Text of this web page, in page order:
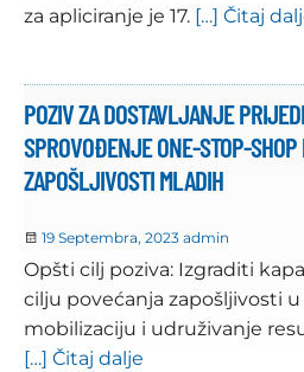
za apliciranje je 17. […] Čitaj
POZIV ZA DOSTAVLJANJE
SPROVOĐENJE ONE-STOP-
ZAPOŠLJIVOSTI MLADIH
19 Septembra, 2023 admin
Opšti cilj poziva: Izgraditi
cilju povećanja zapošljivosti u
mobilizaciju i udruživanje
[…] Čitaj dalje